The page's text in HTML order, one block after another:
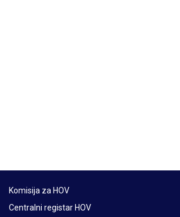
Komisija za HOV
Centralni registar HOV